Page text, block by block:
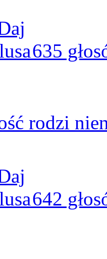
635
rodzi
642